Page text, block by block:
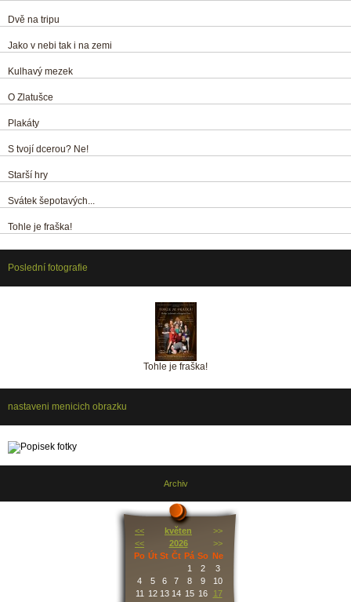
Dvě na tripu
Jako v nebi tak i na zemi
Kulhavý mezek
O Zlatušce
Plakáty
S tvojí dcerou? Ne!
Starší hry
Svátek šepotavých...
Tohle je fraška!
Poslední fotografie
Tohle je fraška!
nastaveni menicich obrazku
Archiv
<< květen
>>
<<
2026
>>
Po Út St Čt Pá So Ne
1
2
3
4
5 6 7 8 9
10
11
12 13 14 15 16
17